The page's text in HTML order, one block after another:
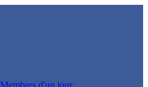
Membres d'un jour...